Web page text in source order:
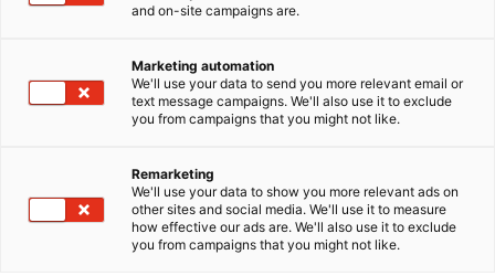
projekti, jossa suunnittelemme ja rakennamme
insinöörikilpailuun. Tiimimme yhdistää eri alojen
opiskelijat – insinöörit, liiketoiminnan osaajat ja
markkinoinnin ammattilaiset – kehittämään
insinööriosaamista maailmalle. Yhteistyökumppanit
ovat avainasemassa menestyksessämme, ja
tarjoamme yrityksille näkyvyyttä,
rekrytointimahdollisuuksia sekä ainutlaatuisen
and on-site campaigns are.
Marketing automation
We'll use your data to send you more relevant email or
text message campaigns. We'll also use it to exclude
you from campaigns that you might not like.
Remarketing
We'll use your data to show you more relevant ads on
other sites and social media. We'll use it to measure
how effective our ads are. We'll also use it to exclude
you from campaigns that you might not like.